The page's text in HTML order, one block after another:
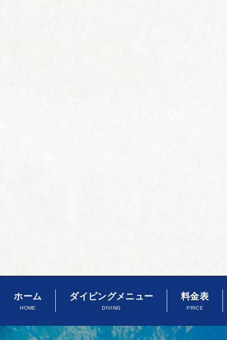
ホーム
HOME
ダイビングメニュー
DIVING
料金表
PRICE